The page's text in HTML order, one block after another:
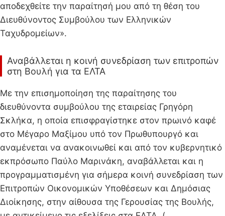
αποδεχθείτε την παραίτησή μου από τη θέση του
Διευθύνοντος Συμβούλου των Ελληνικών
Ταχυδρομείων».
Αναβάλλεται η κοινή συνεδρίαση των επιτροπών
στη Βουλή για τα ΕΛΤΑ
Με την επισημοποίηση της παραίτησης του
διευθύνοντα συμβούλου της εταιρείας Γρηγόρη
Σκλήκα, η οποία επισφραγίστηκε στον πρωινό καφέ
στο Μέγαρο Μαξίμου υπό τον Πρωθυπουργό και
αναμένεται να ανακοινωθεί και από τον κυβερνητικό
εκπρόσωπο Παύλο Μαρινάκη, αναβάλλεται και η
προγραμματισμένη για σήμερα κοινή συνεδρίαση των
Επιτροπών Οικονομικών Υποθέσεων και Δημόσιας
Διοίκησης, στην αίθουσα της Γερουσίας της Βουλής,